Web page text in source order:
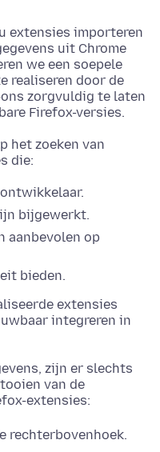
extensies importeren
uit Chrome
we een soepele
realiseren door de
zorgvuldig te laten
Firefox-versies.
het zoeken van
die:
bijgewerkt.
aanbevolen op
bieden.
extensies
integreren in
zijn er slechts
van de
extensies:
rechterbovenhoek.